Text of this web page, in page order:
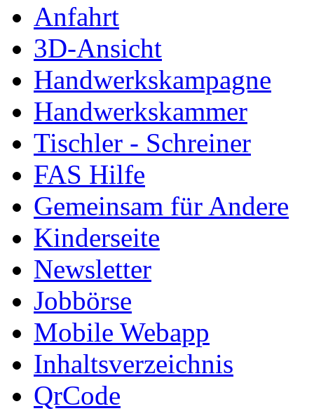
Anfahrt
3D-Ansicht
Handwerkskampagne
Handwerkskammer
Tischler - Schreiner
FAS Hilfe
Gemeinsam für Andere
Kinderseite
Newsletter
Jobbörse
Mobile Webapp
Inhaltsverzeichnis
QrCode